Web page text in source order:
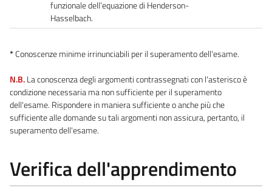
funzionale dell’equazione di Henderson-
Hasselbach.
*Conoscenze minime irrinunciabili per il superamento dell'esame.
N.B.La conoscenza degli argomenti contrassegnati con l'asterisco è
condizione necessaria ma non sufficiente per il superamento
dell'esame. Rispondere in maniera sufficiente o anche più che
sufficiente alle domande su tali argomenti non assicura, pertanto, il
superamento dell'esame.
Verifica dell'apprendimento